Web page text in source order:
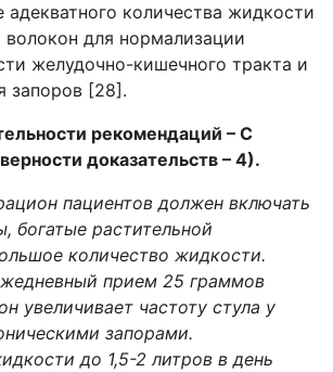
адекватного количества жидкости
для нормализации
желудочно-­кишечного тракта и
запоров [28].
рекомендаций – С
доказательств – 4).
пациентов должен включать
богатые растительной
количество жидкости.
прием 25 граммов
увеличивает частоту стула у
запорами.
до 1,5-2 литров в день